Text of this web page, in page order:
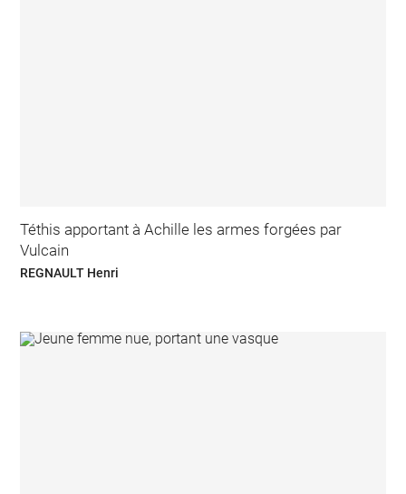
Téthis apportant à Achille les armes forgées par
Vulcain
REGNAULT Henri